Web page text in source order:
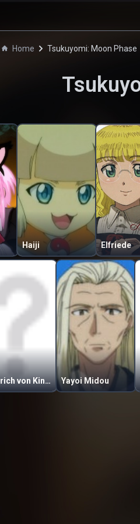
Home Tsukuyomi: Moon Phase
Haiji Elfriede
Heinrich von Kinkel Yayoi Midou